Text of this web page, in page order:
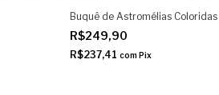
Buquê de Astromélias Coloridas
R$249,90
R$237,41 com Pix